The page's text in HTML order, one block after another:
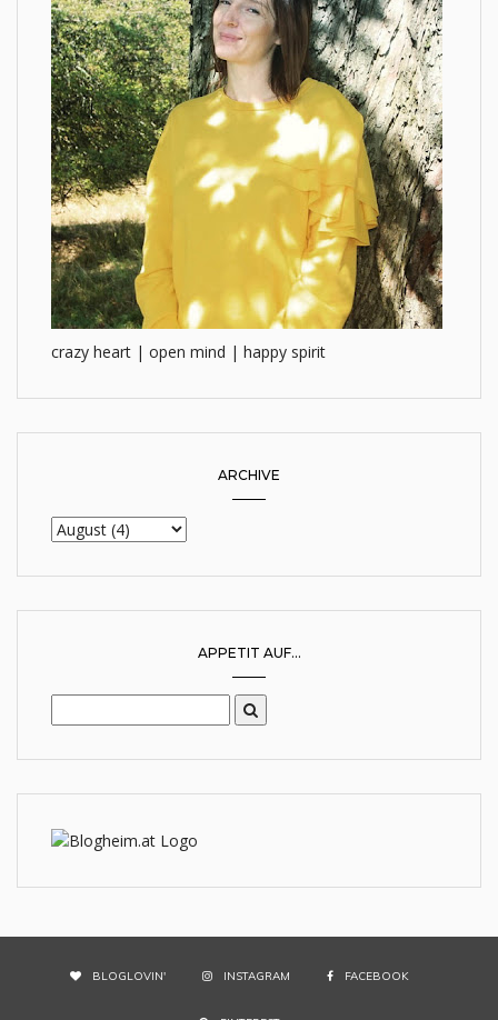
crazy heart | open mind | happy spirit
ARCHIVE
APPETIT AUF...
BLOGLOVIN' INSTAGRAM FACEBOOK